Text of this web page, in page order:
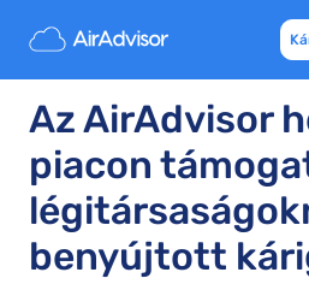
Az AirAdvisor
piacon
benyújtott